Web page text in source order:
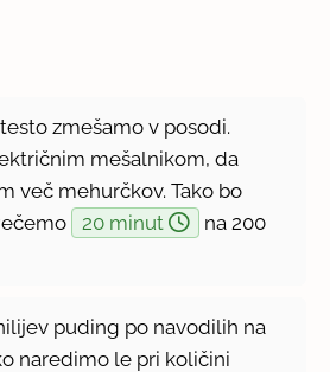
zmešamo v posodi.
mešalnikom, da
več mehurčkov. Tako bo
20 minut
na 200
puding po navodilih na
naredimo le pri količini